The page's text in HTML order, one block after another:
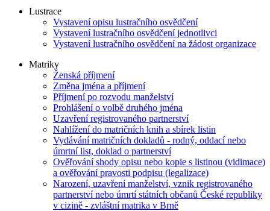
Lustrace
Vystavení opisu lustračního osvědčení
Vystavení lustračního osvědčení jednotlivci
Vystavení lustračního osvědčení na žádost organizace
Matriky
Ženská příjmení
Změna jména a příjmení
Příjmení po rozvodu manželství
Prohlášení o volbě druhého jména
Uzavření registrovaného partnerství
Nahlížení do matričních knih a sbírek listin
Vydávání matričních dokladů - rodný, oddací nebo
úmrtní list, doklad o partnerství
Ověřování shody opisu nebo kopie s listinou (vidimace)
a ověřování pravosti podpisu (legalizace)
Narození, uzavření manželství, vznik registrovaného
partnerství nebo úmrtí státních občanů České republiky
v cizině - zvláštní matrika v Brně